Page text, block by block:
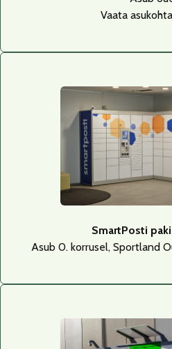
Vaata asukohta
SmartPosti
Asub 0. korrusel, Sportland